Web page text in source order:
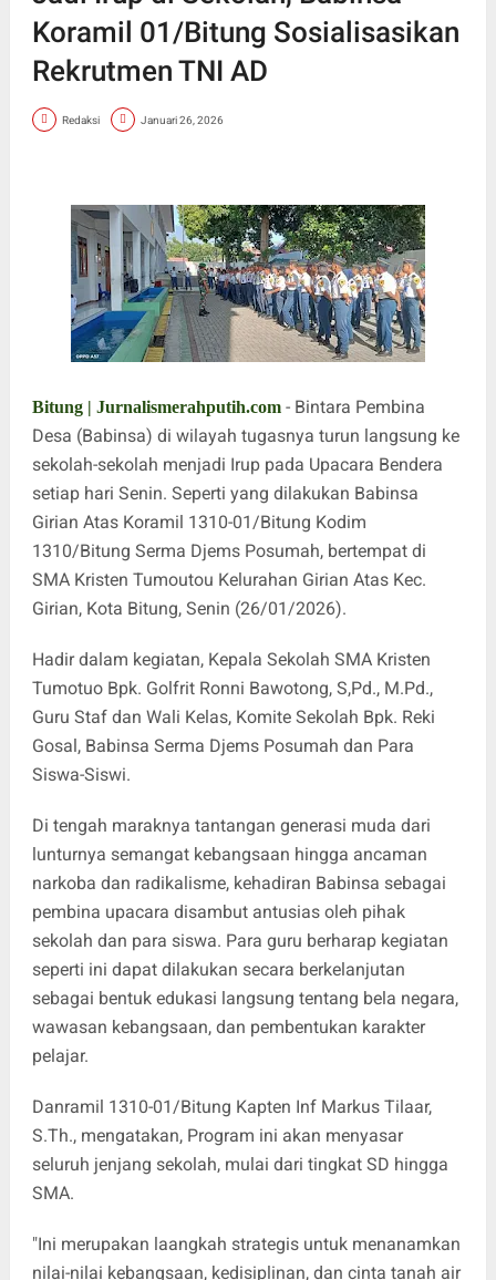
Koramil 01/Bitung Sosialisasikan
Rekrutmen TNI AD
Redaksi Januari 26, 2026
Bitung | Jurnalismerahputih.com - Bintara Pembina
Desa (Babinsa) di wilayah tugasnya turun langsung ke
sekolah-sekolah menjadi Irup pada Upacara Bendera
setiap hari Senin. Seperti yang dilakukan Babinsa
Girian Atas Koramil 1310-01/Bitung Kodim
1310/Bitung Serma Djems Posumah, bertempat di
SMA Kristen Tumoutou Kelurahan Girian Atas Kec.
Girian, Kota Bitung, Senin (26/01/2026).
Hadir dalam kegiatan, Kepala Sekolah SMA Kristen
Tumotuo Bpk. Golfrit Ronni Bawotong, S,Pd., M.Pd.,
Guru Staf dan Wali Kelas, Komite Sekolah Bpk. Reki
Gosal, Babinsa Serma Djems Posumah dan Para
Siswa-Siswi.
Di tengah maraknya tantangan generasi muda dari
lunturnya semangat kebangsaan hingga ancaman
narkoba dan radikalisme, kehadiran Babinsa sebagai
pembina upacara disambut antusias oleh pihak
sekolah dan para siswa. Para guru berharap kegiatan
seperti ini dapat dilakukan secara berkelanjutan
sebagai bentuk edukasi langsung tentang bela negara,
wawasan kebangsaan, dan pembentukan karakter
pelajar.
Danramil 1310-01/Bitung Kapten Inf Markus Tilaar,
S.Th., mengatakan, Program ini akan menyasar
seluruh jenjang sekolah, mulai dari tingkat SD hingga
SMA.
"Ini merupakan laangkah strategis untuk menanamkan
nilai-nilai kebangsaan, kedisiplinan, dan cinta tanah air